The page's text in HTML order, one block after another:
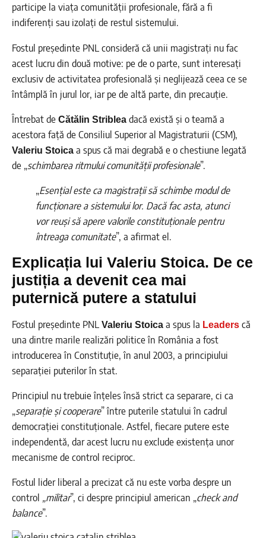
participe la viața comunității profesionale, fără a fi
indiferenți sau izolați de restul sistemului.
Fostul președinte PNL consideră că unii magistrați nu fac
acest lucru din două motive: pe de o parte, sunt interesați
exclusiv de activitatea profesională și neglijează ceea ce se
întâmplă în jurul lor, iar pe de altă parte, din precauție.
Întrebat de Cătălin Striblea dacă există și o teamă a
acestora față de Consiliul Superior al Magistraturii (CSM),
Valeriu Stoica a spus că mai degrabă e o chestiune legată
de „schimbarea ritmului comunității profesionale”.
„Esențial este ca magistrații să schimbe modul de
funcționare a sistemului lor. Dacă fac asta, atunci
vor reuși să apere valorile constituționale pentru
întreaga comunitate”, a afirmat el.
Explicația lui Valeriu Stoica. De ce
justiția a devenit cea mai
puternică putere a statului
Fostul președinte PNL Valeriu Stoica a spus la Leaders că
una dintre marile realizări politice în România a fost
introducerea în Constituție, în anul 2003, a principiului
separației puterilor în stat.
Principiul nu trebuie înțeles însă strict ca separare, ci ca
„separație și cooperare” între puterile statului în cadrul
democrației constituționale. Astfel, fiecare putere este
independentă, dar acest lucru nu exclude existența unor
mecanisme de control reciproc.
Fostul lider liberal a precizat că nu este vorba despre un
control „militar”, ci despre principiul american „check and
balance”.